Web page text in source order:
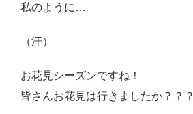
私のように…
（汗）
お花見シーズンですね！
皆さんお花見は行きましたか？？？